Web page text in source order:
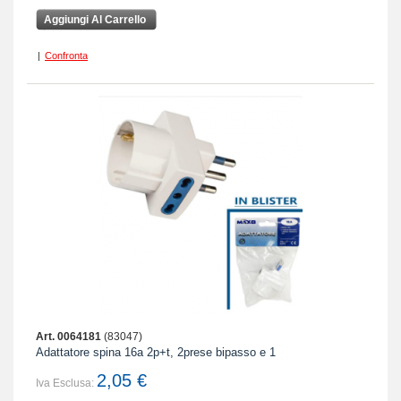
Aggiungi Al Carrello
| Confronta
Art. 0064181 (83047)
Adattatore spina 16a 2p+t, 2prese bipasso e 1
Iva Esclusa: 2,05 €